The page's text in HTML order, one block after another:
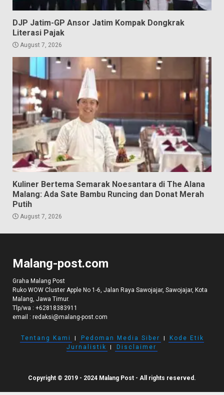
DJP Jatim-GP Ansor Jatim Kompak Dongkrak
Literasi Pajak
August 7, 2026
Kuliner Bertema Semarak Noesantara di The Alana
Malang: Ada Sate Bambu Runcing dan Donat Merah
Putih
August 7, 2026
Malang-post.com
Graha Malang Post
Ruko WOW Cluster Apple No 1-6, Jalan Raya Sawojajar, Sawojajar, Kota
Malang, Jawa Timur.
Tlp/wa : +62818383911
email : redaksi@malang-post.com
Tentang Kami I Pedoman Media Siber I
Kode Etik
Jurnalistik
I Disclaimer
Copyright © 2019 - 2024 Malang Post - All rights reserved.